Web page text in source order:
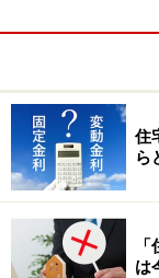
住
ら
は